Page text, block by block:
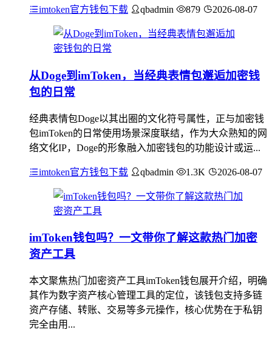
imtoken官方钱包下载 qbadmin 879 2026-08-07
从Doge到imToken，当经典表情包邂逅加密钱
包的日常
经典表情包Doge以其出圈的文化符号属性，正与加密钱
包imToken的日常使用场景深度联结，作为大众熟知的网
络文化IP，Doge的形象融入加密钱包的功能设计或运...
imtoken官方钱包下载 qbadmin 1.3K 2026-08-07
imToken钱包吗？一文带你了解这款热门加密
资产工具
本文聚焦热门加密资产工具imToken钱包展开介绍，明确
其作为数字资产核心管理工具的定位，该钱包支持多链
资产存储、转账、交易等多元操作，核心优势在于私钥
完全由用...